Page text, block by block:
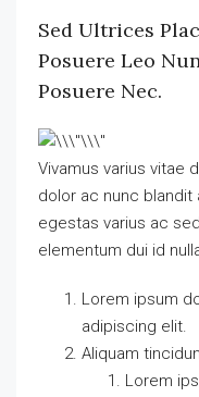
Sed Ultrices
Posuere Leo
Posuere Nec.
Vivamus varius vitae
dolor ac nunc blandit
egestas varius ac
elementum dui id
Lorem ipsum
adipiscing elit.
Aliquam
Lorem